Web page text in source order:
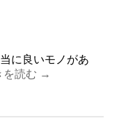
に良いモノがあ
を読む →